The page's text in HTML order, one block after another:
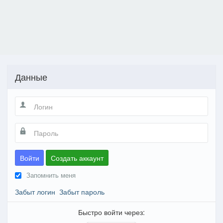
Данные
Войти Создать аккаунт
Запомнить меня
Забыт логин Забыт пароль
Быстро войти через: